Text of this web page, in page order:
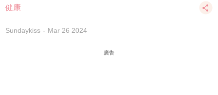
健康
Sundaykiss Mar 26 2024
廣告